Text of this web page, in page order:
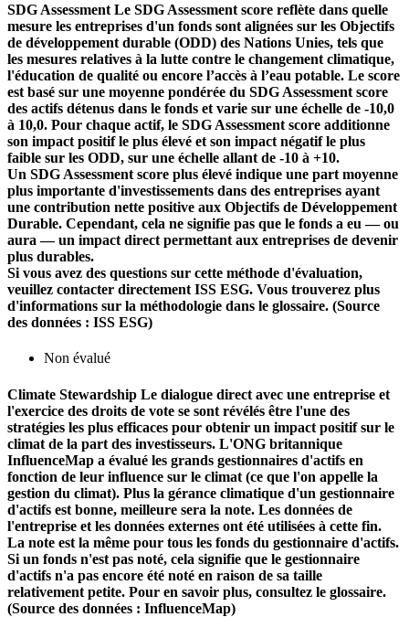
SDG Assessment Le SDG Assessment score reflète dans quelle
mesure les entreprises d'un fonds sont alignées sur les Objectifs
de développement durable (ODD) des Nations Unies, tels que
les mesures relatives à la lutte contre le changement climatique,
l'éducation de qualité ou encore l’accès à l’eau potable. Le score
est basé sur une moyenne pondérée du SDG Assessment score
des actifs détenus dans le fonds et varie sur une échelle de -10,0
à 10,0. Pour chaque actif, le SDG Assessment score additionne
son impact positif le plus élevé et son impact négatif le plus
faible sur les ODD, sur une échelle allant de -10 à +10.
Un SDG Assessment score plus élevé indique une part moyenne
plus importante d'investissements dans des entreprises ayant
une contribution nette positive aux Objectifs de Développement
Durable. Cependant, cela ne signifie pas que le fonds a eu — ou
aura — un impact direct permettant aux entreprises de devenir
plus durables.
Si vous avez des questions sur cette méthode d'évaluation,
veuillez contacter directement ISS ESG. Vous trouverez plus
d'informations sur la méthodologie dans le glossaire. (Source
des données : ISS ESG)
Non évalué
Climate Stewardship Le dialogue direct avec une entreprise et
l'exercice des droits de vote se sont révélés être l'une des
stratégies les plus efficaces pour obtenir un impact positif sur le
climat de la part des investisseurs. L'ONG britannique
InfluenceMap a évalué les grands gestionnaires d'actifs en
fonction de leur influence sur le climat (ce que l'on appelle la
gestion du climat). Plus la gérance climatique d'un gestionnaire
d'actifs est bonne, meilleure sera la note. Les données de
l'entreprise et les données externes ont été utilisées à cette fin.
La note est la même pour tous les fonds du gestionnaire d'actifs.
Si un fonds n'est pas noté, cela signifie que le gestionnaire
d'actifs n'a pas encore été noté en raison de sa taille
relativement petite. Pour en savoir plus, consultez le glossaire.
(Source des données : InfluenceMap)